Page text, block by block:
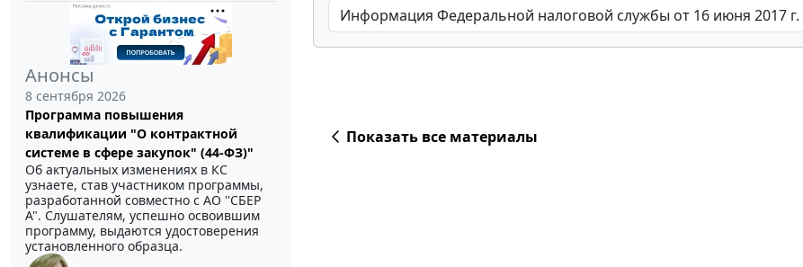
Анонсы
8 сентября 2026
Программа повышения
квалификации "О контрактной
системе в сфере закупок" (44-ФЗ)"
Об актуальных изменениях в КС
узнаете, став участником программы,
разработанной совместно с АО ''СБЕР
А". Слушателям, успешно освоившим
программу, выдаются удостоверения
установленного образца.
Показать все материалы